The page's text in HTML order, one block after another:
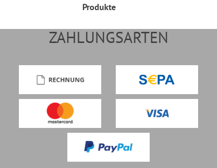
Produkte
ZAHLUNGSARTEN